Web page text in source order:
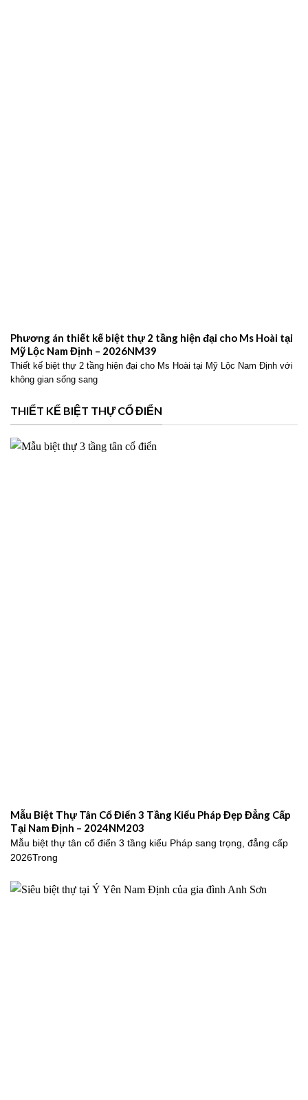
Phương án thiết kế biệt thự 2 tầng hiện đại cho Ms Hoài tại
Mỹ Lộc Nam Định – 2026NM39
Thiết kế biệt thự 2 tầng hiện đại cho Ms Hoài tại Mỹ Lộc Nam Định với
không gian sống sang
THIẾT KẾ BIỆT THỰ CỔ ĐIỂN
Mẫu Biệt Thự Tân Cổ Điển 3 Tầng Kiểu Pháp Đẹp Đẳng Cấp
Tại Nam Định – 2024NM203
Mẫu biệt thự tân cổ điển 3 tầng kiểu Pháp sang trọng, đẳng cấp
2026Trong